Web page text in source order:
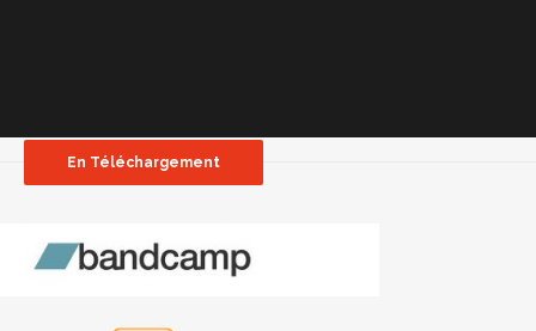
En Téléchargement